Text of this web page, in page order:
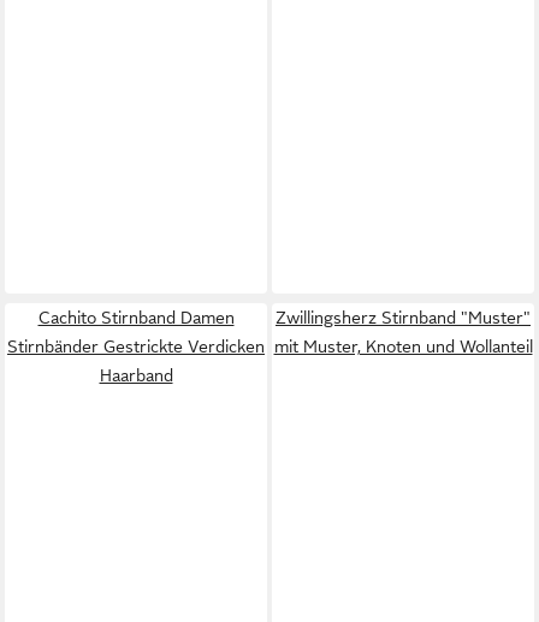
Cachito Stirnband Damen
Stirnbänder Gestrickte Verdicken
Haarband
Zwillingsherz Stirnband "Muster"
mit Muster, Knoten und Wollanteil